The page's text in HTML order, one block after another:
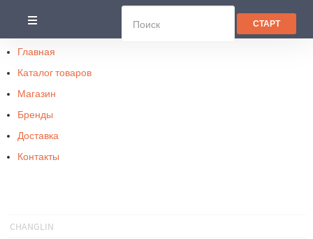
Главная
Каталог товаров
Магазин
Бренды
Доставка
Контакты
CHANGLIN